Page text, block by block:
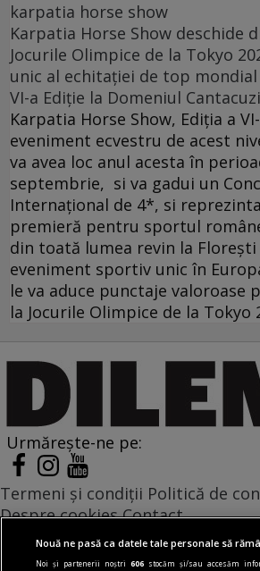
karpatia horse show
Karpatia Horse Show deschide
Jocurile Olimpice de la Tokyo
unic al echitației de top
VI-a Ediție la Domeniul
Karpatia Horse Show, Ediția a
eveniment ecvestru de acest
va avea loc anul acesta în
septembrie, si va gadui un
Internațional de 4*, si
premieră pentru sportul
din toată lumea revin la
eveniment sportiv unic în
le va aduce punctaje valoroase
la Jocurile Olimpice de la Tokyo
Urmărește-ne pe:
Termeni și condiții Politică de
Despre cookies Contact
Modifică preferințe pentru
© Toate drepturile rezervate
Nouă ne pasă ca datele tale personale să
Noi și partenerii noștri606 stocăm și/sau accesăm